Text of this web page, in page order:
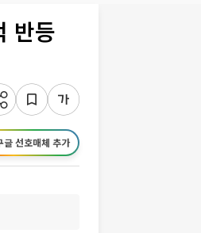
반등
글 선호매체 추가